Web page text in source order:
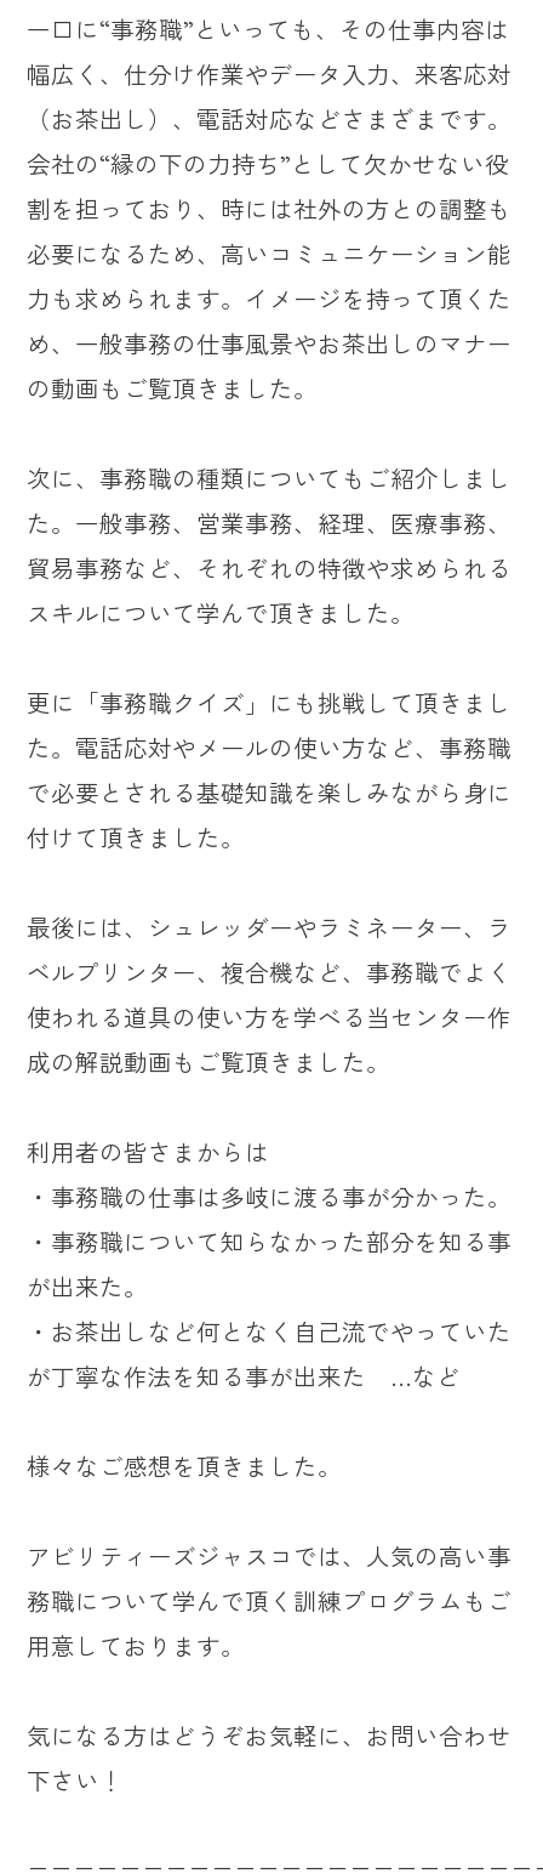
一口に“事務職”といっても、その仕事内容は
幅広く、仕分け作業やデータ入力、来客応対
（お茶出し）、電話対応などさまざまです。
会社の“縁の下の力持ち”として欠かせない役
割を担っており、時には社外の方との調整も
必要になるため、高いコミュニケーション能
力も求められます。イメージを持って頂くた
め、一般事務の仕事風景やお茶出しのマナー
の動画もご覧頂きました。
次に、事務職の種類についてもご紹介しまし
た。一般事務、営業事務、経理、医療事務、
貿易事務など、それぞれの特徴や求められる
スキルについて学んで頂きました。
更に「事務職クイズ」にも挑戦して頂きまし
た。電話応対やメールの使い方など、事務職
で必要とされる基礎知識を楽しみながら身に
付けて頂きました。
最後には、シュレッダーやラミネーター、ラ
ベルプリンター、複合機など、事務職でよく
使われる道具の使い方を学べる当センター作
成の解説動画もご覧頂きました。
利用者の皆さまからは
・事務職の仕事は多岐に渡る事が分かった。
・事務職について知らなかった部分を知る事
が出来た。
・お茶出しなど何となく自己流でやっていた
が丁寧な作法を知る事が出来た …など
様々なご感想を頂きました。
アビリティーズジャスコでは、人気の高い事
務職について学んで頂く訓練プログラムもご
用意しております。
気になる方はどうぞお気軽に、お問い合わせ
下さい！